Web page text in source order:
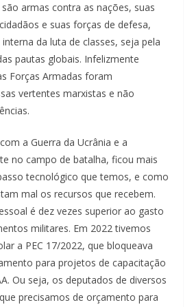
armas contra as nações, suas
e suas forças de defesa,
da luta de classes, seja pela
pautas globais. Infelizmente
Forças Armadas foram
vertentes marxistas e não
a Guerra da Ucrânia e a
no campo de batalha, ficou mais
tecnológico que temos, e como
mal os recursos que recebem.
é dez vezes superior ao gasto
militares. Em 2022 tivemos
a PEC 17/2022, que bloqueava
para projetos de capacitação
Ou seja, os deputados de diversos
precisamos de orçamento para